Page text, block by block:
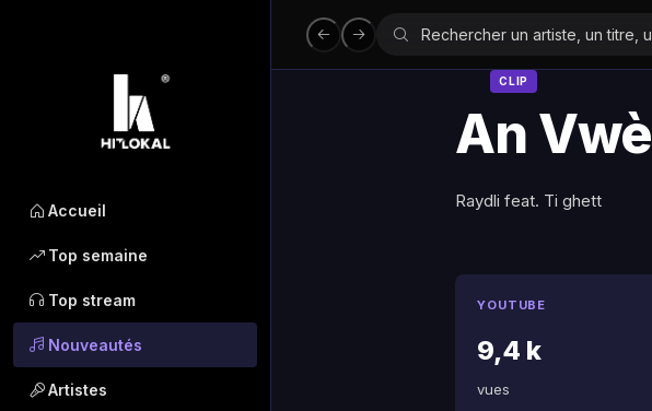
Accueil
Top semaine
Top stream
Nouveautés
Artistes
CLIP
An Vwè
Raydli feat. Ti ghett
YOUTUBE
9,4 k
vues